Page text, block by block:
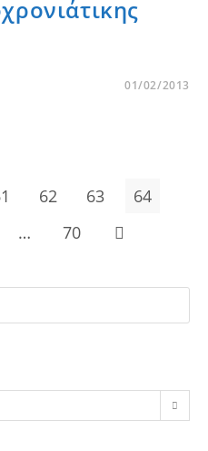
01/02/2013
62 63
64
… 70